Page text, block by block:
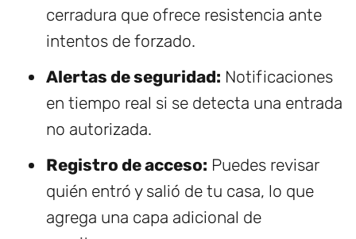
cerradura que ofrece resistencia ante
intentos de forzado.
Alertas de seguridad: Notificaciones
en tiempo real si se detecta una entrada
no autorizada.
Registro de acceso: Puedes revisar
quién entró y salió de tu casa, lo que
agrega una capa adicional de